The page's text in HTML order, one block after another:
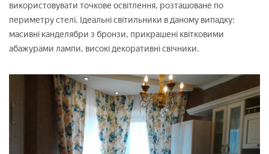
використовувати точкове освітлення, розташоване по
периметру стелі. Ідеальні світильники в даному випадку:
масивні канделябри з бронзи, прикрашені квітковими
абажурами лампи, високі декоративні свічники.